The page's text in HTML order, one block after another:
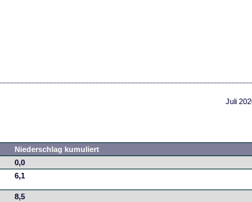
Juli
Niederschlag kumuliert
0,0
6,1
8,5